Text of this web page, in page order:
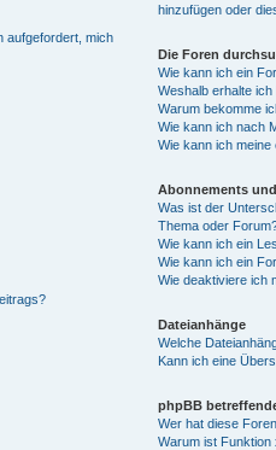
aufgefordert, mich
hinzufügen oder
Die Foren
Wie kann ich ein
Weshalb erhalte
Warum bekomme
Wie kann ich nach
Wie kann ich meine
Abonnements
Was ist der
Thema oder
Wie kann ich ein
Wie kann ich ein
Wie deaktiviere ich
Dateianhänge
Welche
Kann ich eine
phpBB
Wer hat diese
Warum ist Funktion